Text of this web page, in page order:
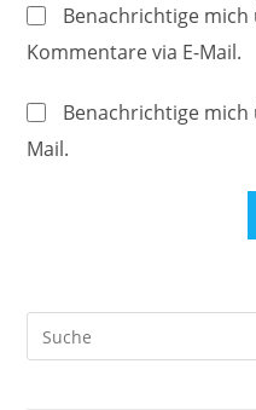
ein
zum
Kommentieren
URL
ein
Benachrichtige
Kommentare via E-Mail.
Benachrichtige mich
Mail.